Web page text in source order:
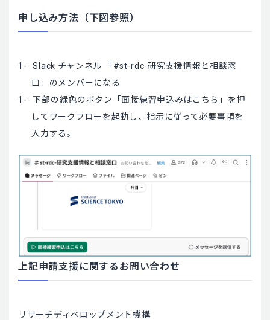
申し込み方法（下図参照）
Slack チャンネル 「#st-rdc-研究支援情報と相談窓
口」のメンバーになる
下部の緑色のボタン「面接練習申込みはこちら」を押
してワークフローを起動し、指示に従って必要事項を
入力する。
上記申請支援に関するお問い合わせ
リサーチディベロップメント機構